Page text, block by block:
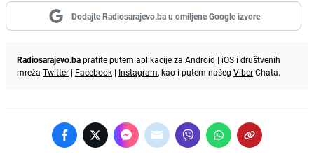
Dodajte Radiosarajevo.ba u omiljene Google izvore
Radiosarajevo.bapratite putem aplikacije za Android | iOS i društvenih
mreža Twitter | Facebook | Instagram, kao i putem našeg ViberChata.